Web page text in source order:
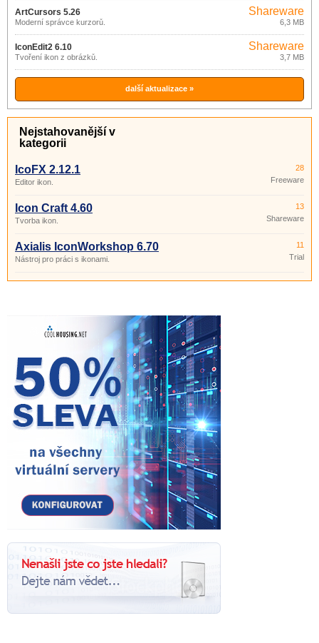
ArtCursors 5.26
Moderní správce kurzorů.
Shareware
6,3 MB
IconEdit2 6.10
Tvoření ikon z obrázků.
Shareware
3,7 MB
další aktualizace »
Nejstahovanější v
kategorii
IcoFX 2.12.1
Editor ikon.
28
Freeware
Icon Craft 4.60
Tvorba ikon.
13
Shareware
Axialis IconWorkshop 6.70
Nástroj pro práci s ikonami.
11
Trial